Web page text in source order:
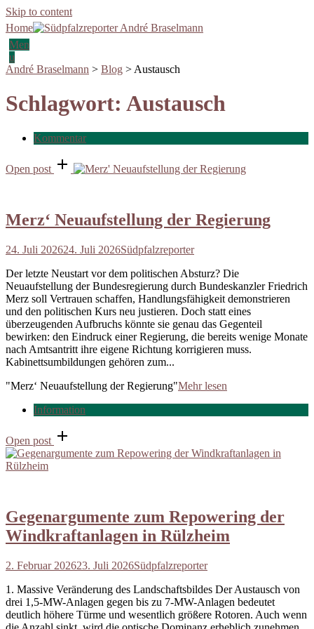
Skip to content
Home
Men
u
André Braselmann > Blog > Austausch
Schlagwort: Austausch
Kommentar
Open post
Merz‘ Neuaufstellung der Regierung
24. Juli 202624. Juli 2026Südpfalzreporter
Der letzte Neustart vor dem politischen Absturz? Die
Neuaufstellung der Bundesregierung durch Bundeskanzler Friedrich
Merz soll Vertrauen schaffen, Handlungsfähigkeit demonstrieren
und den politischen Kurs neu justieren. Doch statt eines
überzeugenden Aufbruchs könnte sie genau das Gegenteil
bewirken: den Eindruck einer Regierung, die bereits wenige Monate
nach Amtsantritt ihre eigene Richtung korrigieren muss.
Kabinettsumbildungen gehören zum...
"Merz‘ Neuaufstellung der Regierung"Mehr lesen
Information
Open post
Gegenargumente zum Repowering der
Windkraftanlagen in Rülzheim
2. Februar 202623. Juli 2026Südpfalzreporter
1. Massive Veränderung des Landschaftsbildes Der Austausch von
drei 1,5-MW-Anlagen gegen bis zu 7-MW-Anlagen bedeutet
deutlich höhere Türme und wesentlich größere Rotoren. Auch wenn